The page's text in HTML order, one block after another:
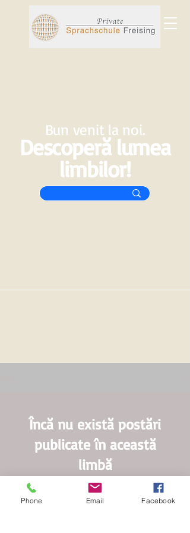
Bun venit la noi.
Descoperă lumea
limbilor!
Încă nu există postări
publicate în această
limbă
Odată ce postările sunt publicate, le
vei putea vedea aici.
Phone Email Facebook